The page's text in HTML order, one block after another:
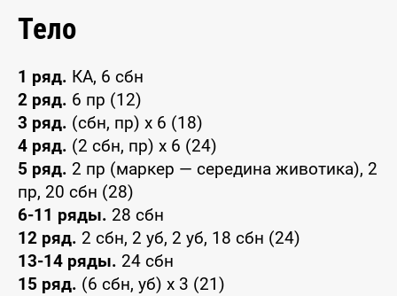
Тело
1 ряд. КА, 6 сбн
2 ряд. 6 пр (12)
3 ряд. (сбн, пр) x 6 (18)
4 ряд. (2 сбн, пр) x 6 (24)
5 ряд. 2 пр (маркер — середина животика), 2
пр, 20 сбн (28)
6-11 ряды. 28 сбн
12 ряд. 2 сбн, 2 уб, 2 уб, 18 сбн (24)
13-14 ряды. 24 сбн
15 ряд. (6 сбн, уб) x 3 (21)